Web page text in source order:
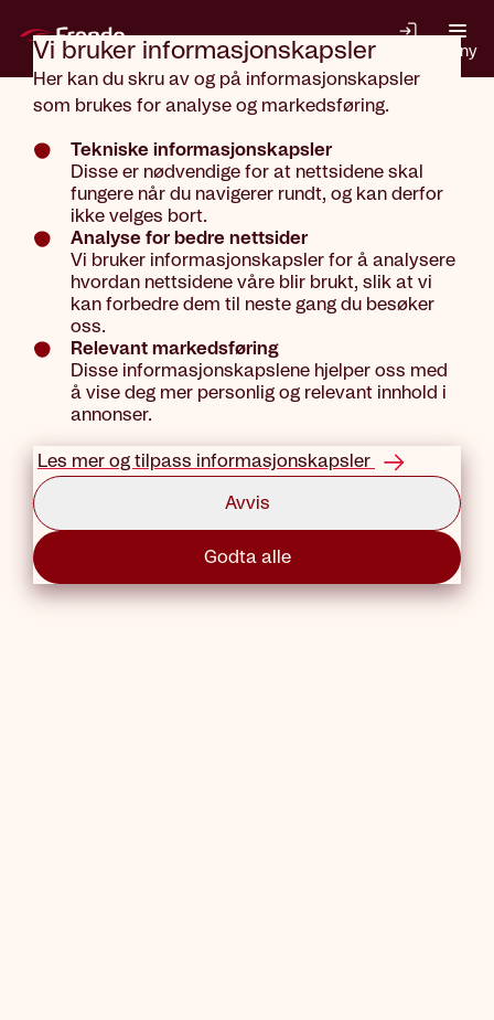
Vi bruker informasjons­kapsler
Her kan du skru av og på informasjonskapsler
som brukes for analyse og markedsføring.
Tekniske informasjonskapsler
Disse er nødvendige for at nettsidene skal
fungere når du navigerer rundt, og kan derfor
ikke velges bort.
Analyse for bedre nettsider
Vi bruker informasjonskapsler for å analysere
hvordan nettsidene våre blir brukt, slik at vi
kan forbedre dem til neste gang du besøker
oss.
Relevant markedsføring
Disse informasjonskapslene hjelper oss med
å vise deg mer personlig og relevant innhold i
annonser.
Les mer og tilpass informasjonskapsler
Avvis
Godta alle
Gå til hovedinnhold
Meny
Nettbutikk
snøscooter
En feil har inntruffet
Sjekk din nettverksforbindelse og prøv